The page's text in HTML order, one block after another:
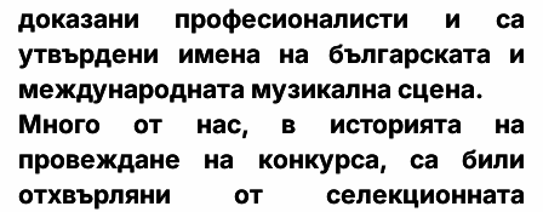
доказани професионалисти и са
утвърдени имена на българската и
международната музикална сцена.
Много от нас, в историята на
провеждане на конкурса, са били
отхвърляни от селекционната